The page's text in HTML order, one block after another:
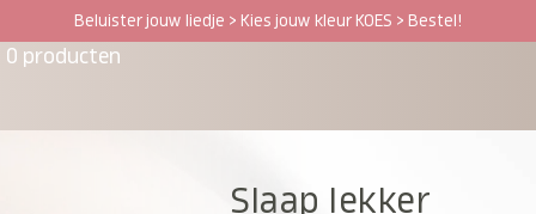
Beluister jouw liedje > Kies jouw kleur KOES > Bestel!
0 producten
Slaap lekker